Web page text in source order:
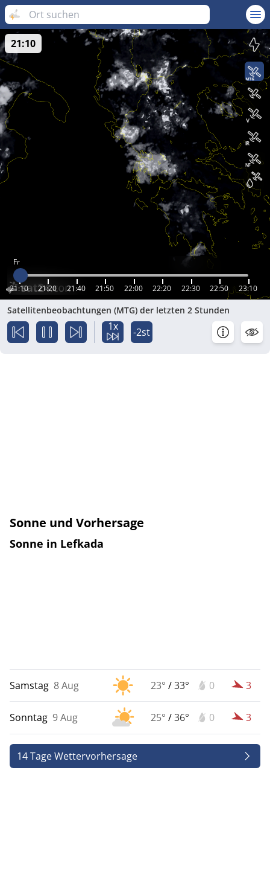
Fr
21:10 21:20 21:40 21:50 22:00 22:20 22:30 22:50 23:10
21:10
Satellitenbeobachtungen (MTG) der letzten 2 Stunden
1x -2st
Sonne und Vorhersage
Sonne in Lefkada
Samstag 8 Aug 23° /33° 0 3
Sonntag 9 Aug 25° /36° 0 3
14 Tage Wettervorhersage